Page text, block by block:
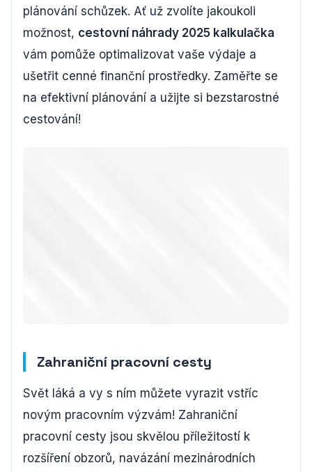
plánování schůzek. Ať už zvolíte jakoukoli
možnost, cestovní náhrady 2025 kalkulačka
vám pomůže optimalizovat vaše výdaje a
ušetřit cenné finanční prostředky. Zaměřte se
na efektivní plánování a užijte si bezstarostné
cestování!
Zahraniční pracovní cesty
Svět láká a vy s ním můžete vyrazit vstříc
novým pracovním výzvám! Zahraniční
pracovní cesty jsou skvělou příležitostí k
rozšíření obzorů, navázání mezinárodních